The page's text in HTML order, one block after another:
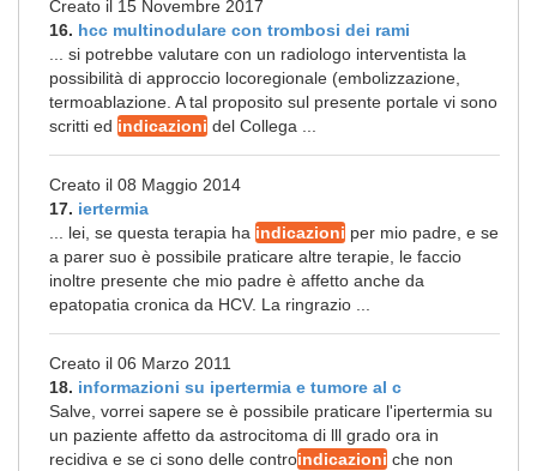
Creato il 15 Novembre 2017
16. hcc multinodulare con trombosi dei rami
... si potrebbe valutare con un radiologo interventista la
possibilità di approccio locoregionale (embolizzazione,
termoablazione. A tal proposito sul presente portale vi sono
scritti ed indicazioni del Collega ...
Creato il 08 Maggio 2014
17. iertermia
... lei, se questa terapia ha indicazioni per mio padre, e se
a parer suo è possibile praticare altre terapie, le faccio
inoltre presente che mio padre è affetto anche da
epatopatia cronica da HCV. La ringrazio ...
Creato il 06 Marzo 2011
18. informazioni su ipertermia e tumore al c
Salve, vorrei sapere se è possibile praticare l'ipertermia su
un paziente affetto da astrocitoma di lll grado ora in
recidiva e se ci sono delle controindicazioni che non